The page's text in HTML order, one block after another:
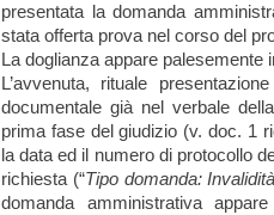
presentata la domanda
stata offerta prova nel corso del
La doglianza appare palesemente
L’avvenuta, rituale
documentale già nel verbale
prima fase del giudizio (v. doc. 1
la data ed il numero di protocollo
richiesta (“Tipo domanda:
domanda amministrativa